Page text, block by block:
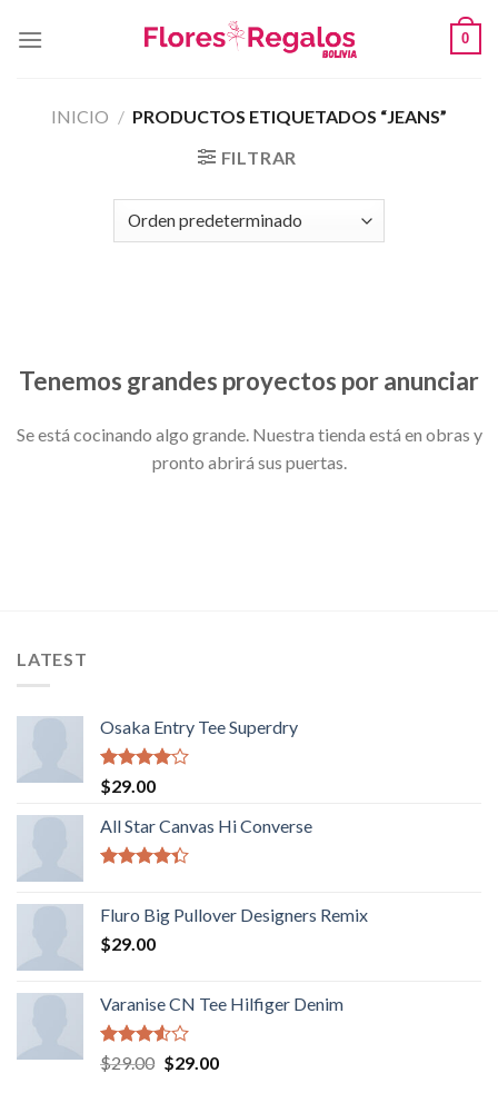
0
INICIO / PRODUCTOS ETIQUETADOS “JEANS”
FILTRAR
Tenemos grandes proyectos por anunciar
Se está cocinando algo grande. Nuestra tienda está en obras y
pronto abrirá sus puertas.
LATEST
Osaka Entry Tee Superdry
Valorado
con
de 5
$29.00
All Star Canvas Hi Converse
de 5
Fluro Big Pullover Designers Remix
$29.00
Varanise CN Tee Hilfiger Denim
Valorado
con
$29.00 El
$29.00El